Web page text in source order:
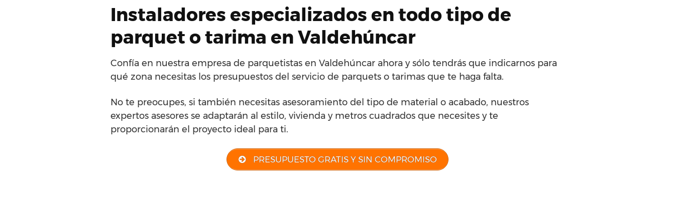
Instaladores especializados en todo tipo de
parquet o tarima en Valdehúncar
Confía en nuestra empresa de parquetistas en Valdehúncar ahora y sólo tendrás que indicarnos para
qué zona necesitas los presupuestos del servicio de parquets o tarimas que te haga falta.
No te preocupes, si también necesitas asesoramiento del tipo de material o acabado, nuestros
expertos asesores se adaptarán al estilo, vivienda y metros cuadrados que necesites y te
proporcionarán el proyecto ideal para ti.
PRESUPUESTO GRATIS Y SIN COMPROMISO